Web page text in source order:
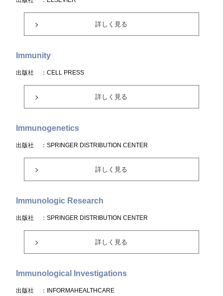
詳しく見る
Immunity
出版社 ：CELL PRESS
詳しく見る
Immunogenetics
出版社 ：SPRINGER DISTRIBUTION CENTER
詳しく見る
Immunologic Research
出版社 ：SPRINGER DISTRIBUTION CENTER
詳しく見る
Immunological Investigations
出版社 ：INFORMAHEALTHCARE